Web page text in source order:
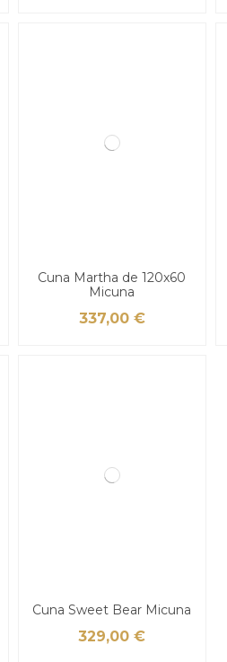
Cuna Martha de 120x60
Micuna
337,00 €
Cuna Sweet Bear Micuna
329,00 €